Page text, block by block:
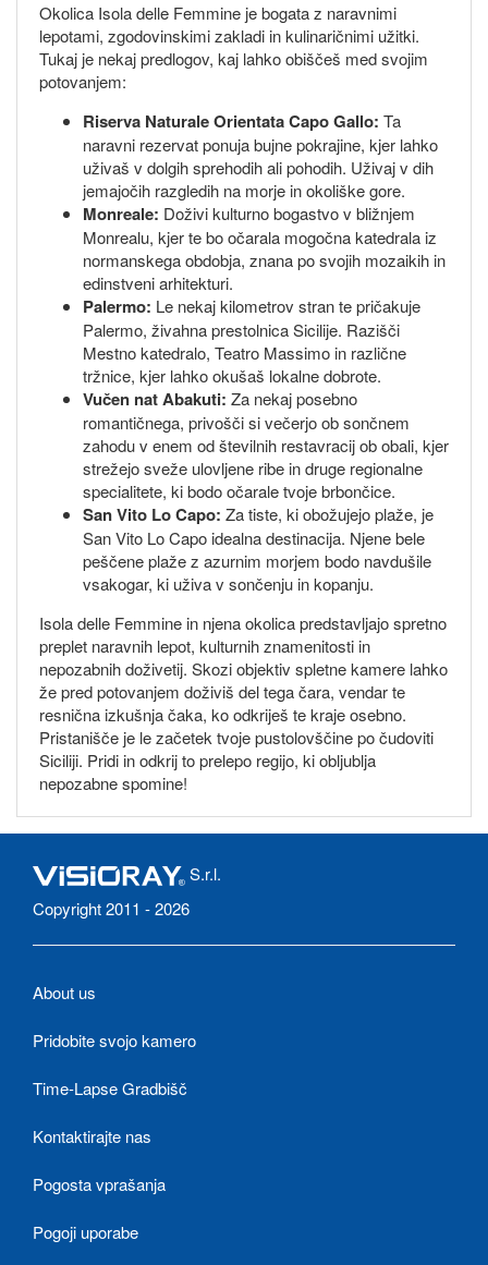
Okolica Isola delle Femmine je bogata z naravnimi
lepotami, zgodovinskimi zakladi in kulinaričnimi užitki.
Tukaj je nekaj predlogov, kaj lahko obiščeš med svojim
potovanjem:
Riserva Naturale Orientata Capo Gallo: Ta
naravni rezervat ponuja bujne pokrajine, kjer lahko
uživaš v dolgih sprehodih ali pohodih. Uživaj v dih
jemajočih razgledih na morje in okoliške gore.
Monreale: Doživi kulturno bogastvo v bližnjem
Monrealu, kjer te bo očarala mogočna katedrala iz
normanskega obdobja, znana po svojih mozaikih in
edinstveni arhitekturi.
Palermo: Le nekaj kilometrov stran te pričakuje
Palermo, živahna prestolnica Sicilije. Razišči
Mestno katedralo, Teatro Massimo in različne
tržnice, kjer lahko okušaš lokalne dobrote.
Vučen nat Abakuti: Za nekaj posebno
romantičnega, privošči si večerjo ob sončnem
zahodu v enem od številnih restavracij ob obali, kjer
strežejo sveže ulovljene ribe in druge regionalne
specialitete, ki bodo očarale tvoje brbončice.
San Vito Lo Capo: Za tiste, ki obožujejo plaže, je
San Vito Lo Capo idealna destinacija. Njene bele
peščene plaže z azurnim morjem bodo navdušile
vsakogar, ki uživa v sončenju in kopanju.
Isola delle Femmine in njena okolica predstavljajo spretno
preplet naravnih lepot, kulturnih znamenitosti in
nepozabnih doživetij. Skozi objektiv spletne kamere lahko
že pred potovanjem doživiš del tega čara, vendar te
resnična izkušnja čaka, ko odkriješ te kraje osebno.
Pristanišče je le začetek tvoje pustolovščine po čudoviti
Siciliji. Pridi in odkrij to prelepo regijo, ki obljublja
nepozabne spomine!
S.r.l.
Copyright 2011 - 2026
About us
Pridobite svojo kamero
Time-Lapse Gradbišč
Kontaktirajte nas
Pogosta vprašanja
Pogoji uporabe